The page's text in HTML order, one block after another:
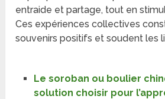
entraide et partage, tout en
Ces expériences collectives
souvenirs positifs et soudent les
Le soroban ou boulier
solution choisir pour